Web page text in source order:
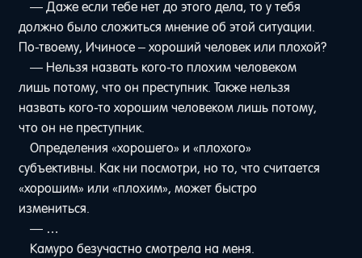
— Даже если тебе нет до этого дела, то у тебя
должно было сложиться мнение об этой ситуации.
По-твоему, Ичиносе – хороший человек или плохой?
— Нельзя назвать кого-то плохим человеком
лишь потому, что он преступник. Также нельзя
назвать кого-то хорошим человеком лишь потому,
что он не преступник.
Определения «хорошего» и «плохого»
субъективны. Как ни посмотри, но то, что считается
«хорошим» или «плохим», может быстро
измениться.
— …
Камуро безучастно смотрела на меня.